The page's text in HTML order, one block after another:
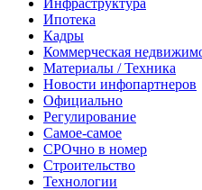
Инфраструктура
Ипотека
Кадры
Коммерческая
Материалы / Техника
Новости инфопартнеров
Официально
Регулирование
Самое-самое
СРОчно в номер
Строительство
Технологии